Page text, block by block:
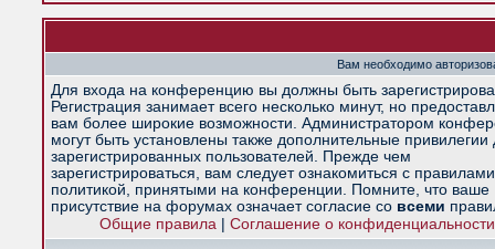
Вам необходимо
Для входа на конференцию вы должны быть
Регистрация занимает всего несколько минут, но
вам более широкие возможности. Администратором
могут быть установлены также дополнительные привилегии
зарегистрированных пользователей. Прежде чем
зарегистрироваться, вам следует ознакомиться с
политикой, принятыми на конференции. Помните, что ваше
присутствие на форумах означает согласие со всеми
Общие правила| Соглашение о конфиденциальности